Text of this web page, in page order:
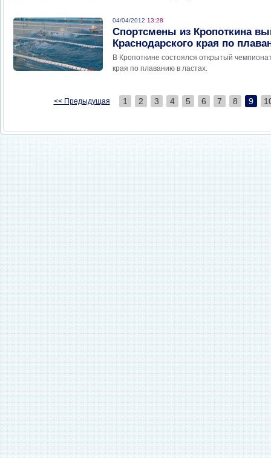
04/04/2012 13:28
Спортсмены из Кропоткина
Краснодарского края по
В Кропоткине состоялся открытый
края по плаванию в ластах.
<< Предыдущая 1 2 3 4 5 6 7 8 9